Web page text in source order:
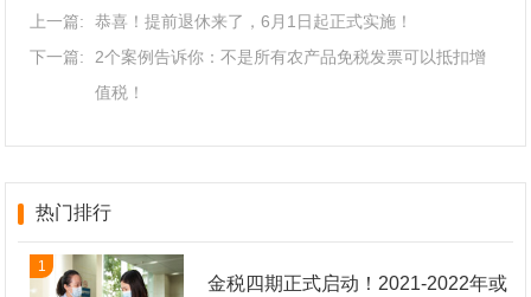
上一篇:
恭喜！提前退休来了，6月1日起正式实施！
下一篇:
2个案例告诉你：不是所有农产品免税发票可以抵扣增
值税！
热门排行
1
金税四期正式启动！2021-2022年或